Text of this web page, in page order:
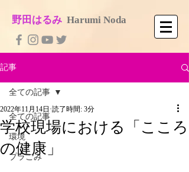
​野田はるみ Harumi No​da
記事
全ての記事
環境
プラごみ
全ての記事
学校現場における「こころ
の健康」
2022年11月14日 読了時間: 3分